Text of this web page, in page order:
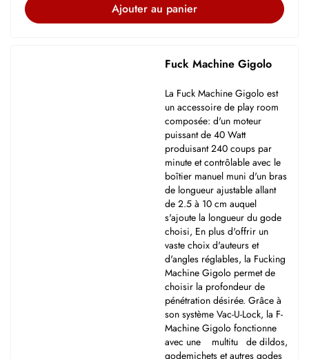
Ajouter au panier
Fuck Machine Gigolo
La Fuck Machine Gigolo est
un accessoire de play room
composée: d'un moteur
puissant de 40 Watt
produisant 240 coups par
minute et contrôlable avec le
boîtier manuel muni d'un bras
de longueur ajustable allant
de 2.5 à 10 cm auquel
s'ajoute la longueur du gode
choisi, En plus d'offrir un
vaste choix d'auteurs et
d'angles réglables, la Fucking
Machine Gigolo permet de
choisir la profondeur de
pénétration désirée. Grâce à
son système Vac-U-Lock, la F-
Machine Gigolo fonctionne
avec une multitu de dildos,
godemichets et autres godes